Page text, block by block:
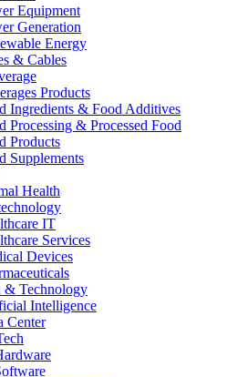
Equipment
Generation
Energy
& Cables
Products
Ingredients & Food Additives
Processing & Processed Food
Products
Supplements
Health
IT
Services
Devices
& Technology
Intelligence
Center